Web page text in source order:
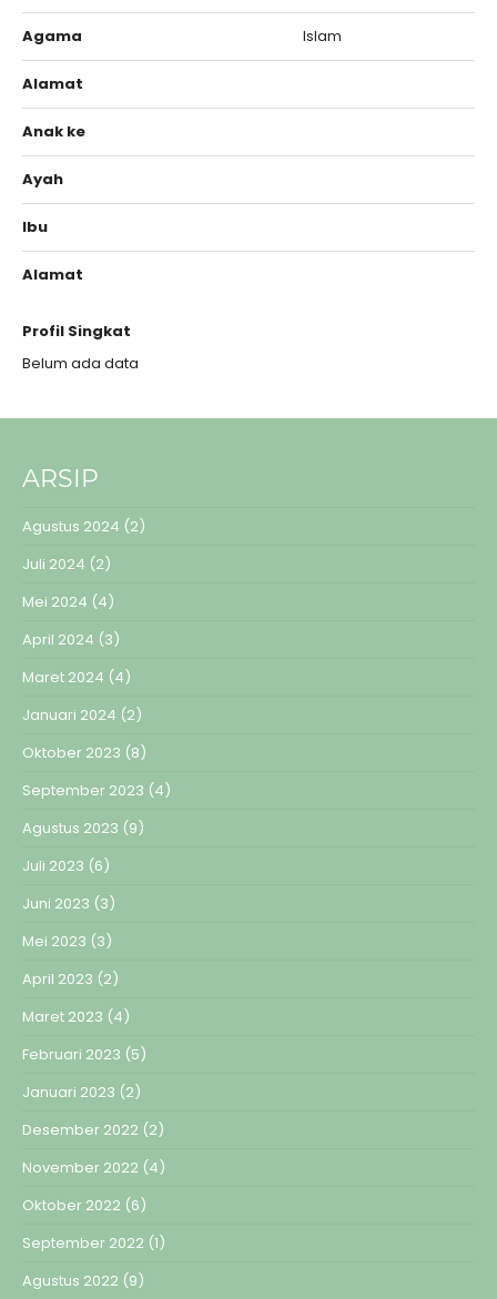
Agama Islam
Alamat
Anak ke
Ayah
Ibu
Alamat
Profil Singkat
Belum ada data
ARSIP
Agustus 2024 (2)
Juli 2024 (2)
Mei 2024 (4)
April 2024 (3)
Maret 2024 (4)
Januari 2024 (2)
Oktober 2023 (8)
September 2023 (4)
Agustus 2023 (9)
Juli 2023 (6)
Juni 2023 (3)
Mei 2023 (3)
April 2023 (2)
Maret 2023 (4)
Februari 2023 (5)
Januari 2023 (2)
Desember 2022 (2)
November 2022 (4)
Oktober 2022 (6)
September 2022 (1)
Agustus 2022 (9)